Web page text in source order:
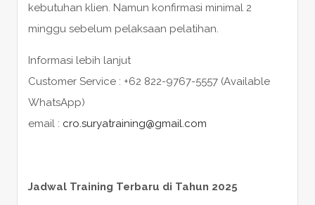
kebutuhan klien. Namun konfirmasi minimal 2
minggu sebelum pelaksaan pelatihan.
Informasi lebih lanjut
Customer Service : +62 822-9767-5557 (Available
WhatsApp)
email : cro.suryatraining@gmail.com
Jadwal Training Terbaru di Tahun 2025